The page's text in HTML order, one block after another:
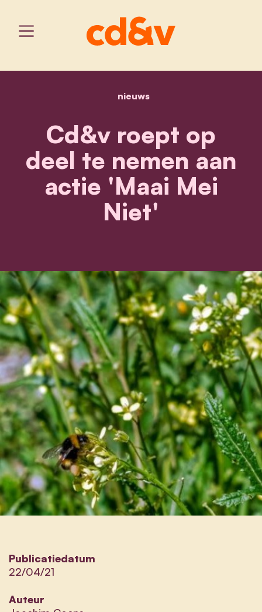
home
nieuwscd&v roept op deel te
Cd&v roept op
deel te nemen aan
actie 'Maai Mei
Niet'
Publicatiedatum
22/04/21
Auteur